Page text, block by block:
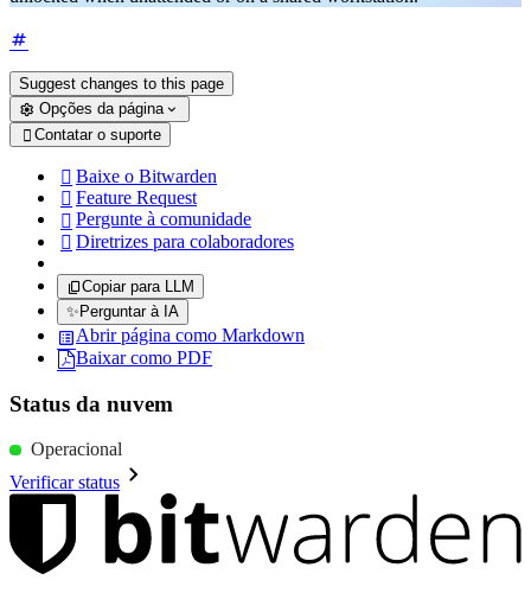
Suggest changes to this page
Opções da página
 Contatar o suporte
 Baixe o Bitwarden
 Feature Request
 Pergunte à comunidade
 Diretrizes para colaboradores
Copiar para LLM
✨ Perguntar à IA
Abrir página como Markdown
Baixar como PDF
Status da nuvem
Operacional
Verificar status